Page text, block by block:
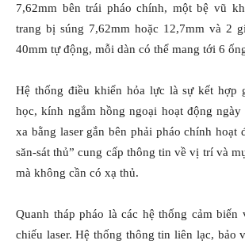
7,62mm bên trái pháo chính, một bệ vũ
trang bị súng 7,62mm hoặc 12,7mm và 2
40mm tự động, mỗi dàn có thể mang tới 6
Hệ thống điều khiển hỏa lực là sự kết hợp
học, kính ngắm hồng ngoại hoạt động
xa bằng laser gắn bên phải pháo chính hoạt
săn-sát thủ” cung cấp thông tin về vị trí và
mà không cần có xạ thủ.
Quanh tháp pháo là các hệ thống cảm biến
chiếu laser. Hệ thống thông tin liên lạc, bảo